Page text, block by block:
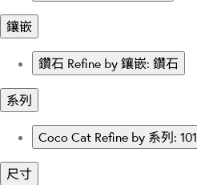
鑲嵌
鑽石 Refine by 鑲嵌: 鑽石
系列
Coco Cat Refine by 系列: 101
尺寸